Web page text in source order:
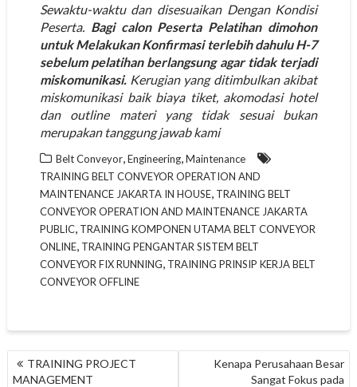
Sewaktu-waktu dan disesuaikan Dengan Kondisi
Peserta.Bagi calon Peserta Pelatihan dimohon
untuk Melakukan Konfirmasi terlebih dahulu H-7
sebelum pelatihan berlangsung agar tidak terjadi
miskomunikasi.Kerugian yang ditimbulkan akibat
miskomunikasi baik biaya tiket, akomodasi hotel
dan outline materi yang tidak sesuai bukan
merupakan tanggung jawab kami
Belt Conveyor,Engineering,Maintenance
TRAINING BELT CONVEYOR OPERATION AND
MAINTENANCE JAKARTA IN HOUSE, TRAINING BELT
CONVEYOR OPERATION AND MAINTENANCE JAKARTA
PUBLIC, TRAINING KOMPONEN UTAMA BELT CONVEYOR
ONLINE, TRAINING PENGANTAR SISTEM BELT
CONVEYOR FIX RUNNING, TRAINING PRINSIP KERJA BELT
CONVEYOR OFFLINE
NAVIGASI
POS
TRAINING PROJECT
MANAGEMENT
Kenapa Perusahaan Besar
Sangat Fokus pada